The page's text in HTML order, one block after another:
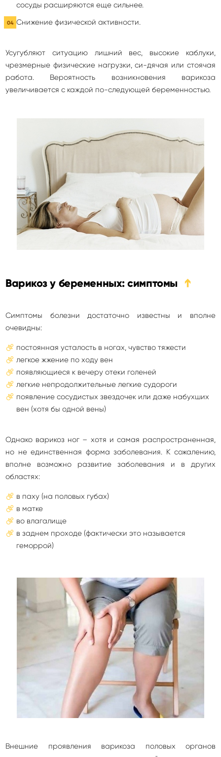
сосуды расширяются еще сильнее.
Снижение физической активности.
Усугубляют ситуацию лишний вес, высокие каблуки,
чрезмерные физические нагрузки, си-дячая или стоячая
работа. Вероятность возникновения варикоза
увеличивается с каждой по-следующей беременностью.
Варикоз у беременных: симптомы ➔
Симптомы болезни достаточно известны и вполне
очевидны:
постоянная усталость в ногах, чувство тяжести
легкое жжение по ходу вен
появляющиеся к вечеру отеки голеней
легкие непродолжительные легкие судороги
появление сосудистых звездочек или даже набухших
вен (хотя бы одной вены)
Однако варикоз ног – хотя и самая распространенная,
но не единственная форма заболевания. К сожалению,
вполне возможно развитие заболевания и в других
областях:
в паху (на половых губах)
в матке
во влагалище
в заднем проходе (фактически это называется
геморрой)
Внешние проявления варикоза половых органов